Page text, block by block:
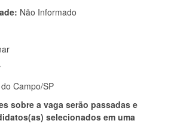
Não Informado
Campo/SP
sobre a vaga serão passadas e
selecionados em uma